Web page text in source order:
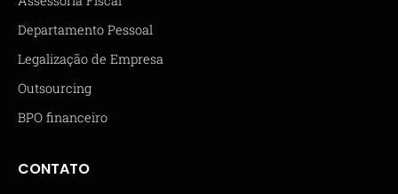
Departamento Pessoal
Legalização de Empresa
Outsourcing
BPO financeiro
CONTATO